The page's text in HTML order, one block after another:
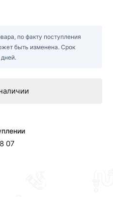
по факту поступления
быть изменена. Срок
07